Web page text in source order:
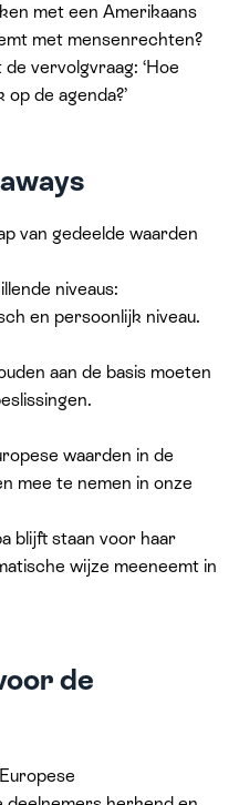
met een Amerikaans
met mensenrechten?
vervolgvraag: ‘Hoe
op de agenda?’
van gedeelde waarden
niveaus:
en persoonlijk niveau.
aan de basis moeten
waarden in de
mee te nemen in onze
blijft staan voor haar
wijze meeneemt in
de